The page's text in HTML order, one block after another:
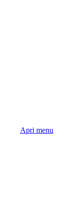
Apri menu